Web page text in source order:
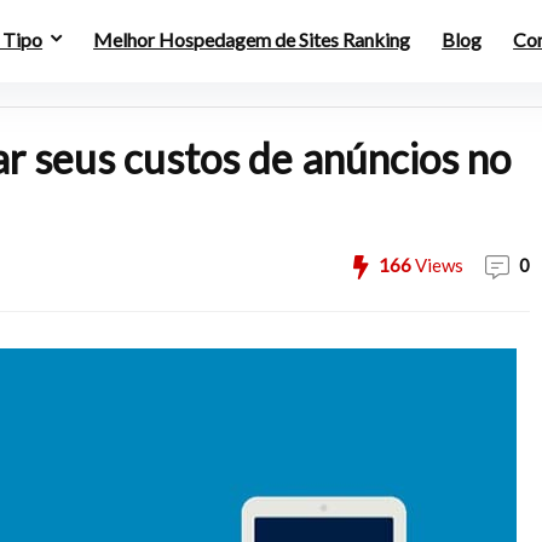
Tipo Melhor Hospedagem de Sites Ranking Blog
seus custos de anúncios no
166Views 0